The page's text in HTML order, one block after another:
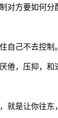
方要如何
自己不去控制。
，压抑，和
是让你往东